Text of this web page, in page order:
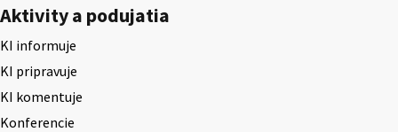
Aktivity a podujatia
KI informuje
KI pripravuje
KI komentuje
Konferencie